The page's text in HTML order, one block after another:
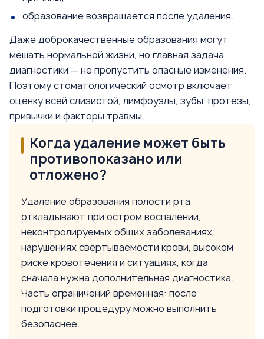
образование возвращается после удаления.
Даже доброкачественные образования могут
мешать нормальной жизни, но главная задача
диагностики — не пропустить опасные изменения.
Поэтому стоматологический осмотр включает
оценку всей слизистой, лимфоузлы, зубы, протезы,
привычки и факторы травмы.
Когда удаление может быть
противопоказано или
отложено?
Удаление образования полости рта
откладывают при остром воспалении,
неконтролируемых общих заболеваниях,
нарушениях свёртываемости крови, высоком
риске кровотечения и ситуациях, когда
сначала нужна дополнительная диагностика.
Часть ограничений временная: после
подготовки процедуру можно выполнить
безопаснее.